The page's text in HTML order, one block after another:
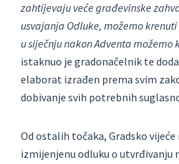
zahtijevaju veće građevinske
usvajanja Odluke, možemo
u siječnju nakon Adventa možemo
istaknuo je gradonačelnik te
elaborat izrađen prema svim
dobivanje svih potrebnih
Od ostalih točaka, Gradsko
izmijenjenu odluku o utvrđivanju